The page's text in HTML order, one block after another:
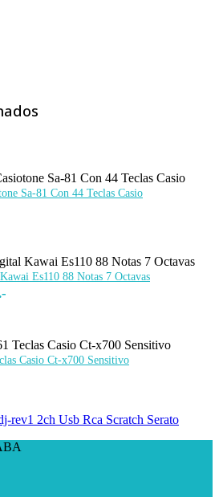
Sa-81 Con 44 Teclas Casio
Es110 88 Notas 7 Octavas
Casio Ct-x700 Sensitivo
rev1 2ch Usb Rca Scratch Serato